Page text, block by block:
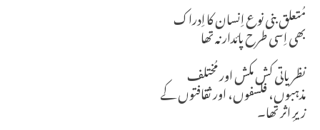
مُتعلق بنی نوع اِنسان کا اِدراک
بھی اِسی طرح پائدار نہ تھا
نظریاتی کش مکش اور مُختلف
مذہبوں، فلسفوں، اور ثقافتوں کے
زیرِ اثر تھا۔